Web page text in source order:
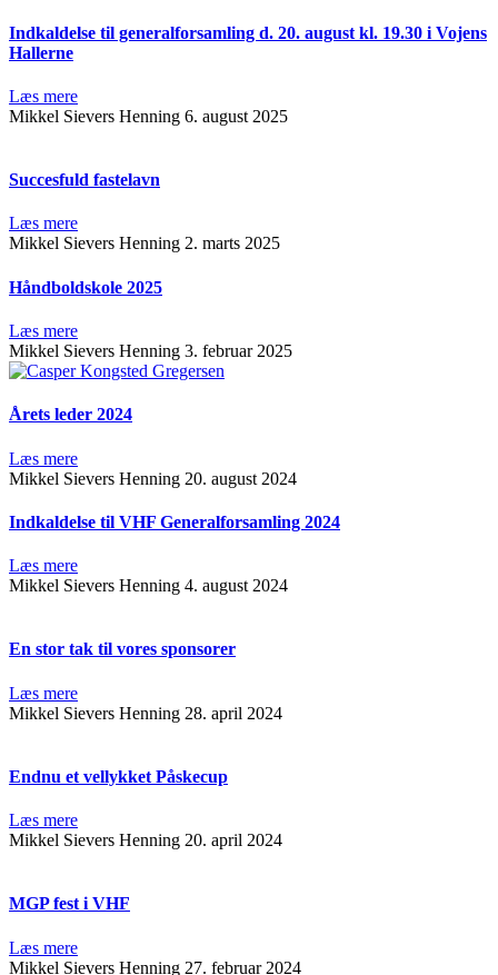
Indkaldelse til generalforsamling d. 20. august kl. 19.30 i Vojens
Hallerne
Læs mere
Mikkel Sievers Henning 6. august 2025
Succesfuld fastelavn
Læs mere
Mikkel Sievers Henning 2. marts 2025
Håndboldskole 2025
Læs mere
Mikkel Sievers Henning 3. februar 2025
Årets leder 2024
Læs mere
Mikkel Sievers Henning 20. august 2024
Indkaldelse til VHF Generalforsamling 2024
Læs mere
Mikkel Sievers Henning 4. august 2024
En stor tak til vores sponsorer
Læs mere
Mikkel Sievers Henning 28. april 2024
Endnu et vellykket Påskecup
Læs mere
Mikkel Sievers Henning 20. april 2024
MGP fest i VHF
Læs mere
Mikkel Sievers Henning 27. februar 2024